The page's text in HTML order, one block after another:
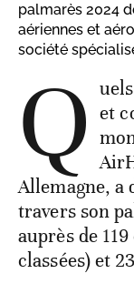
palmarès 2024
aériennes et
société
Q et
Allemagne, a
travers son
auprès de
classées) et